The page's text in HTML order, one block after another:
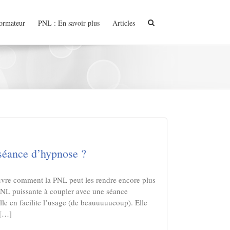
PNL : En savoir plus Articles
d’hypnose ?
comment la PNL peut les rendre encore plus
puissante à coupler avec une séance
en facilite l’usage (de beauuuuucoup). Elle
[…]